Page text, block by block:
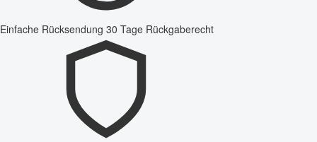
Einfache Rücksendung 30 Tage Rückgaberecht